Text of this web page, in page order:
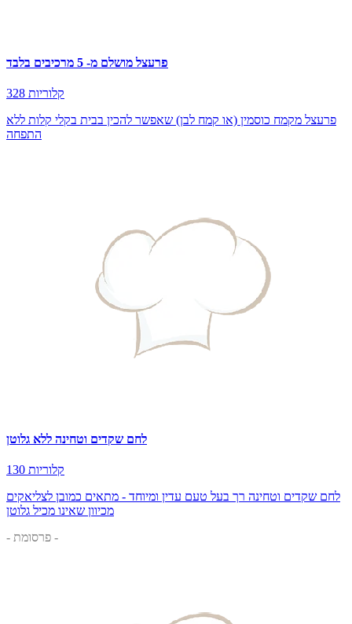
פרעצל מושלם מ- 5 מרכיבים בלבד
328 קלוריות
פרעצל מקמח כוסמין (או קמח לבן) שאפשר להכין בבית בקלי קלות ללא
התפחה
לחם שקדים וטחינה ללא גלוטן
130 קלוריות
לחם שקדים וטחינה רך בעל טעם עדין ומיוחד - מתאים כמובן לצליאקים
מכיוון שאינו מכיל גלוטן
- פרסומת -